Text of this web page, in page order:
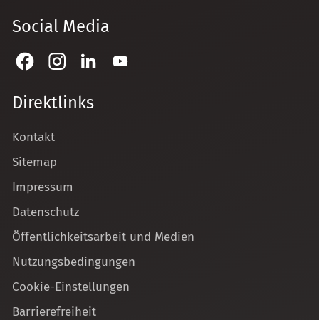
Social Media
Direktlinks
Kontakt
Sitemap
Impressum
Datenschutz
Öffentlichkeitsarbeit und Medien
Nutzungsbedingungen
Cookie-Einstellungen
Barrierefreiheit